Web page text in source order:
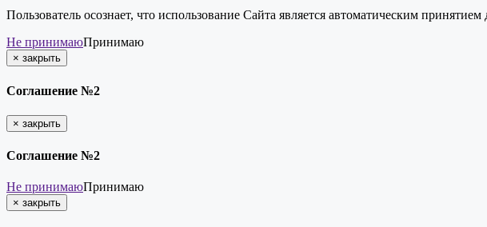
Пользователь осознает, что использование Сайта является автоматическим
Не принимаюПринимаю
× закрыть
Соглашение №2
× закрыть
Соглашение №2
Не принимаюПринимаю
× закрыть